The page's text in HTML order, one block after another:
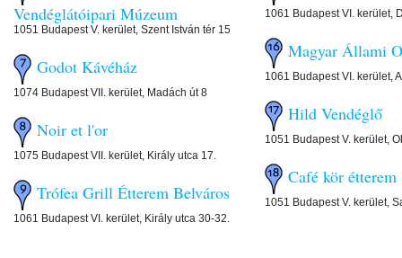
Vendéglátóipari Múzeum
1051 Budapest V. kerület, Szent István tér 15
Godot Kávéház
1074 Budapest VII. kerület, Madách út 8
Noir et l'or
1075 Budapest VII. kerület, Király utca 17.
Trófea Grill Étterem Belváros
1061 Budapest VI. kerület, Király utca 30-32.
1061 Budapest VI. kerület,
Magyar Állami
1061 Budapest VI. kerület,
Hild Vendéglő
1051 Budapest V. kerület,
Café kör étterem
1051 Budapest V. kerület,